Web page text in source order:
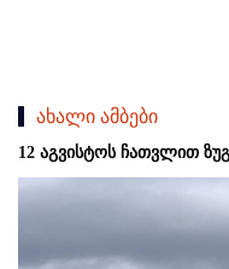
ახალი ამბები
12 აგვისტოს ჩათვლით